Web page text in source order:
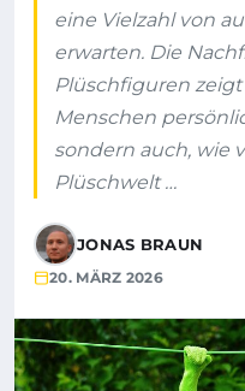
eine Vielzahl von
erwarten. Die
Plüschfiguren
Menschen
sondern auch, wie
Plüschwelt …
JONAS BRAUN
20. MÄRZ 2026